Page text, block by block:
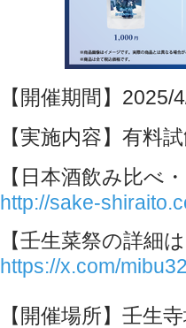
【開催期間】
【実施内容】有料
【日本酒飲み比べ
http://sake-
【壬生菜祭の詳細
https://x.com/
【開催場所】壬生